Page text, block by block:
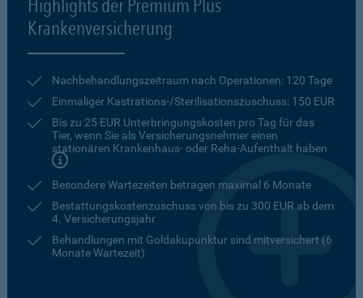
Highlights der Premium Plus
Krankenversicherung
Nachbehandlungszeitraum nach Operationen: 120 Tage
Einmaliger Kastrations-/Sterilisationszuschuss: 150 EUR
Bis zu 25 EUR Unterbringungskosten pro Tag für das
Tier, wenn Sie als Versicherungsnehmer einen
stationären Krankenhaus- oder Reha-Aufenthalt haben
Besondere Wartezeiten betragen maximal 6 Monate
Bestattungskostenzuschuss von bis zu 300 EUR ab dem
4. Versicherungsjahr
Behandlungen mit Goldakupunktur sind mitversichert (6
Monate Wartezeit)